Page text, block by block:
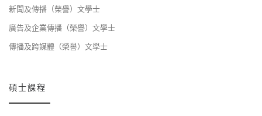
新聞及傳播（榮譽）文學士
廣告及企業傳播（榮譽）文學士
傳播及跨媒體（榮譽）文學士
碩士課程